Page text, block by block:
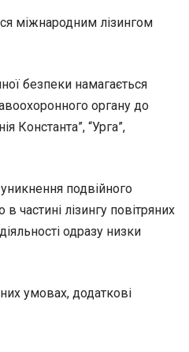
міжнародним лізингом
безпеки намагається
органу до
Константа”, “Урга”,
подвійного
частині лізингу повітряних
одразу низки
умовах, додаткові